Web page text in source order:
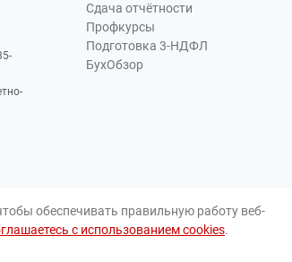
Сдача отчётности
Профкурсы
Подготовка 3-НДФЛ
БухОбзор
обеспечивать правильную работу веб-
с использованием cookies.